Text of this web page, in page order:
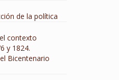
de la política
contexto
y 1824.
Bicentenario